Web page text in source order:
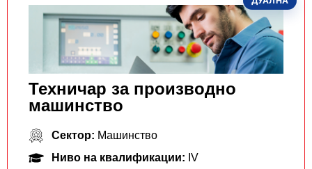
Техничар за производно
машинство
Сектор: Машинство
Ниво на квалификации: IV